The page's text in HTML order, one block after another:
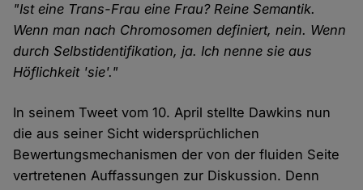
"Ist eine Trans-Frau eine Frau? Reine Semantik.
Wenn man nach Chromosomen definiert, nein. Wenn
durch Selbstidentifikation, ja. Ich nenne sie aus
Höflichkeit 'sie'."
In seinem Tweet vom 10. April stellte Dawkins nun
die aus seiner Sicht widersprüchlichen
Bewertungsmechanismen der von der fluiden Seite
vertretenen Auffassungen zur Diskussion. Denn